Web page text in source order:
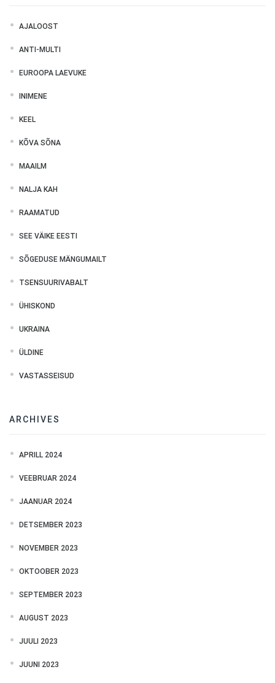
AJALOOST
ANTI-MULTI
EUROOPA LAEVUKE
INIMENE
KEEL
KÕVA SÕNA
MAAILM
NALJA KAH
RAAMATUD
SEE VÄIKE EESTI
SÕGEDUSE MÄNGUMAILT
TSENSUURIVABALT
ÜHISKOND
UKRAINA
ÜLDINE
VASTASSEISUD
ARCHIVES
APRILL 2024
VEEBRUAR 2024
JAANUAR 2024
DETSEMBER 2023
NOVEMBER 2023
OKTOOBER 2023
SEPTEMBER 2023
AUGUST 2023
JUULI 2023
JUUNI 2023